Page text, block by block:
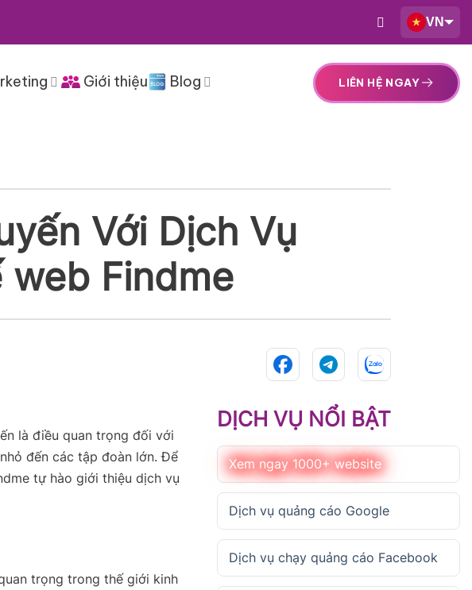
VN
Giới thiệu Blog LIÊN HỆ NGAY
Với Dịch Vụ
web Findme
là điều quan trọng đối với
đến các tập đoàn lớn. Để
tự hào giới thiệu dịch vụ
trọng trong thế giới kinh
DỊCH VỤ NỔI BẬT
Xem ngay 1000+ website
Dịch vụ quảng cáo Google
Dịch vụ chạy quảng cáo Facebook